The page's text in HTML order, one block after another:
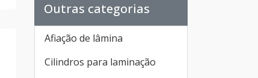
Outras categorias
Afiação de lâmina
Cilindros para laminação